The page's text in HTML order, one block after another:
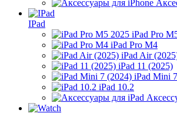
IPad
iPad Pro
iPad Pro M4
iPad Air
iPad 11 (2025)
iPad Mini
iPad 10.2